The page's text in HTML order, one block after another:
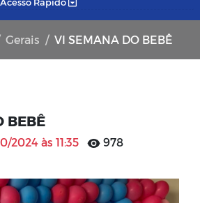
Acesso Rápido
Gerais VI SEMANA DO BEBÊ
BEBÊ
2024 às 11:35
978